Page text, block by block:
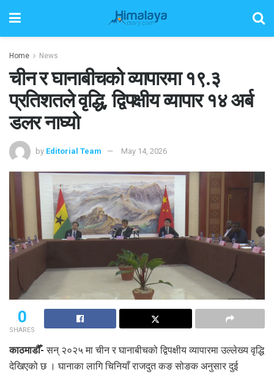
Home News
चीन र घानाबीचको व्यापारमा १९.३
प्रतिशतले वृद्धि, द्विपक्षीय व्यापार १४ अर्ब
डलर नाघ्यो
by Editorial Team May 14, 2026
0
SHARES
काठमाडौँ- सन् २०२५ मा चीन र घानाबीचको द्विपक्षीय व्यापारमा उल्लेख्य वृद्धि
देखिएको छ । घानाका लागि चिनियाँ राजदुत कङ सोङक अनुसार दुई